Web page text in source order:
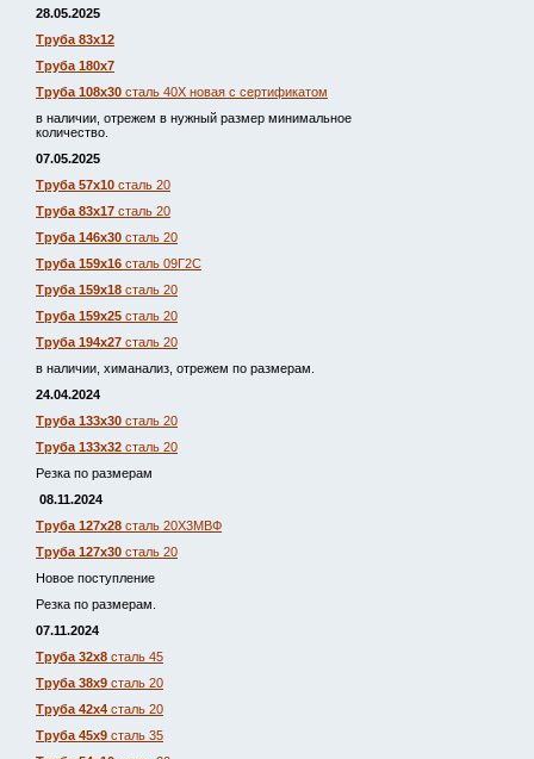
28.05.2025
Труба 83х12
Труба 180х7
Труба 108х30 сталь 40Х новая с сертификатом
в наличии, отрежем в нужный размер минимальное
количество.
07.05.2025
Труба 57х10 сталь 20
Труба 83х17 сталь 20
Труба 146х30 сталь 20
Труба 159х16 сталь 09Г2С
Труба 159х18 сталь 20
Труба 159х25 сталь 20
Труба 194х27 сталь 20
в наличии, химанализ, отрежем по размерам.
24.04.2024
Труба 133х30 сталь 20
Труба 133х32 сталь 20
Резка по размерам
08.11.2024
Труба 127х28 сталь 20Х3МВФ
Труба 127х30 сталь 20
Новое поступление
Резка по размерам.
07.11.2024
Труба 32х8 сталь 45
Труба 38х9 сталь 20
Труба 42х4 сталь 20
Труба 45х9 сталь 35